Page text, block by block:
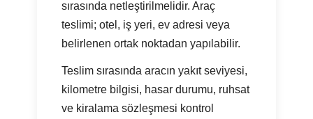
sırasında netleştirilmelidir. Araç
teslimi; otel, iş yeri, ev adresi veya
belirlenen ortak noktadan yapılabilir.
Teslim sırasında aracın yakıt seviyesi,
kilometre bilgisi, hasar durumu, ruhsat
ve kiralama sözleşmesi kontrol